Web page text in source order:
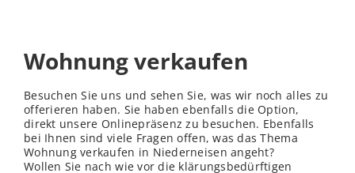
Wohnung verkaufen
Besuchen Sie uns und sehen Sie, was wir noch alles zu
offerieren haben. Sie haben ebenfalls die Option,
direkt unsere Onlinepräsenz zu besuchen. Ebenfalls
bei Ihnen sind viele Fragen offen, was das Thema
Wohnung verkaufen in Niederneisen angeht?
Wollen Sie nach wie vor die klärungsbedürftigen